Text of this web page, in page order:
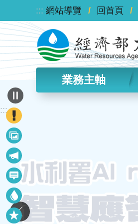
跳到主要內容區塊
::: 網站導覽 回首頁
業務主軸
政
策
宣
導
最
新
議
題
最
新
消
息
水
情
資
快
:::